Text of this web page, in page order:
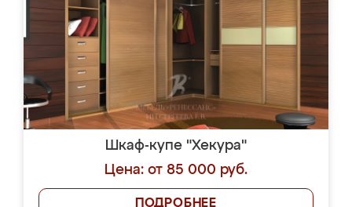
Шкаф-купе "Хекура"
Цена: от 85 000 руб.
ПОДРОБНЕЕ